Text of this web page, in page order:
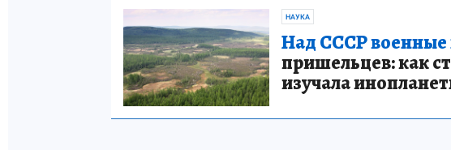
НАУКА
Над СССР военные
пришельцев: как
изучала